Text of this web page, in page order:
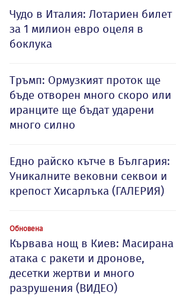
Чудо в Италия: Лотариен билет
за 1 милион евро оцеля в
боклука
Тръмп: Ормузкият проток ще
бъде отворен много скоро или
иранците ще бъдат ударени
много силно
Едно райско кътче в България:
Уникалните вековни секвои и
крепост Хисарлъка (ГАЛЕРИЯ)
Обновена
Кървава нощ в Киев: Масирана
атака с ракети и дронове,
десетки жертви и много
разрушения (ВИДЕО)